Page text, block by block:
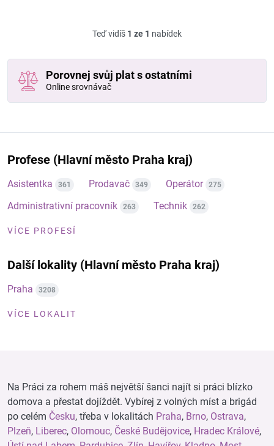
Teď vidíš 1 ze 1 nabídek
Porovnej svůj plat s ostatními
Online srovnávač
Profese (Hlavní město Praha kraj)
Asistentka 361 Prodavač 349 Operátor 275
Administrativní pracovník 263 Technik 262
VÍCE PROFESÍ
Další lokality (Hlavní město Praha kraj)
Praha 3208
VÍCE LOKALIT
Na Práci za rohem máš největší šanci najít si práci blízko
domova a přestat dojíždět. Vybírej z volných míst a brigád
po celém Česku, třeba v lokalitách Praha, Brno, Ostrava,
Plzeň, Liberec, Olomouc, České Budějovice, Hradec Králové,